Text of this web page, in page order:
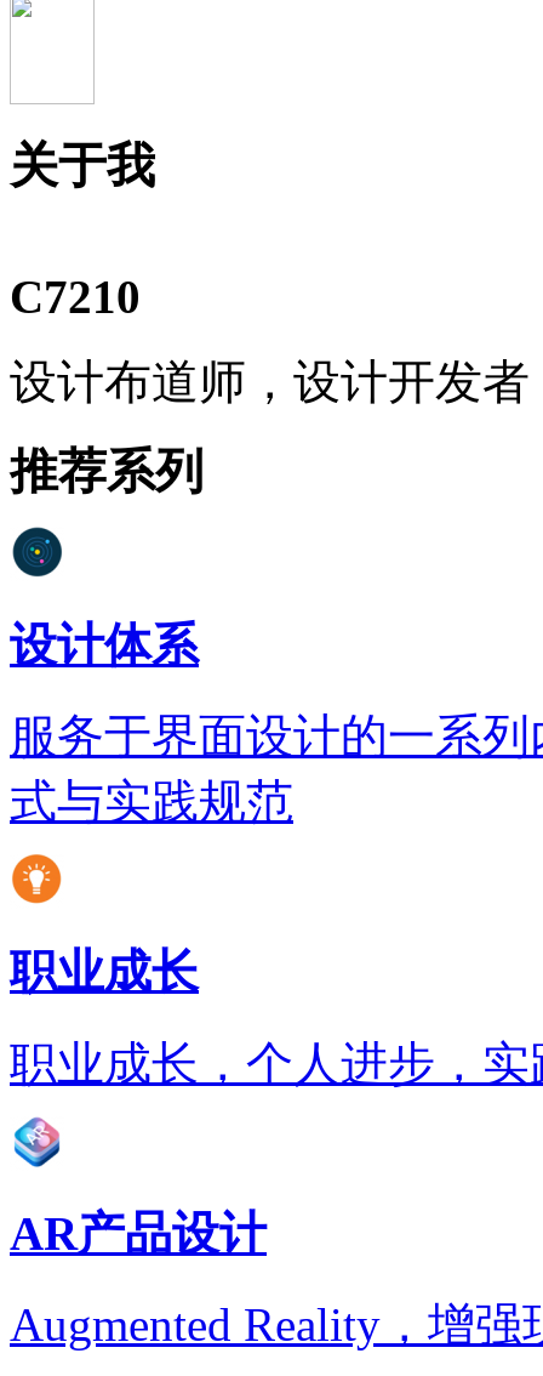
关于我
C7210
设计布道师，设计开发
推荐系列
设计体系
服务于界面设计的一系
式与实践规范
职业成长
职业成长，个人进步，
AR产品设计
Augmented Reality，增